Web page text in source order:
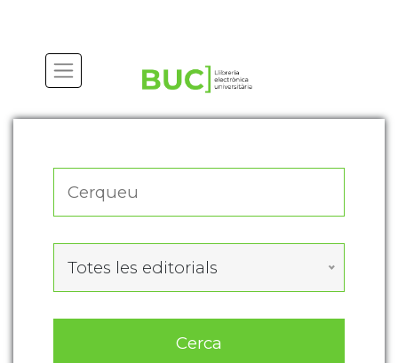
Totes les editorials
Cerca